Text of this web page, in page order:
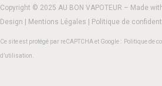
Copyright © 2025 AU BON VAPOTEUR – Made
Design | Mentions Légales | Politique de
Ce site est protégé par reCAPTCHA et Google : Politique de
d’utilisation